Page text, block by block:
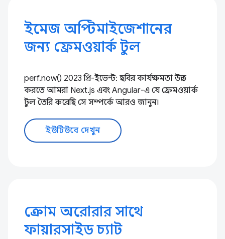
ইমেজ অপ্টিমাইজেশানের
জন্য ফ্রেমওয়ার্ক টুল
perf.now() 2023 প্রি-ইভেন্ট: ছবির কার্যক্ষমতা উন্নত
করতে আমরা Next.js এবং Angular-এ যে ফ্রেমওয়ার্ক
টুল তৈরি করেছি সে সম্পর্কে আরও জানুন।
ইউটিউবে দেখুন
ক্রোম অরোরার সাথে
ফায়ারসাইড চ্যাট